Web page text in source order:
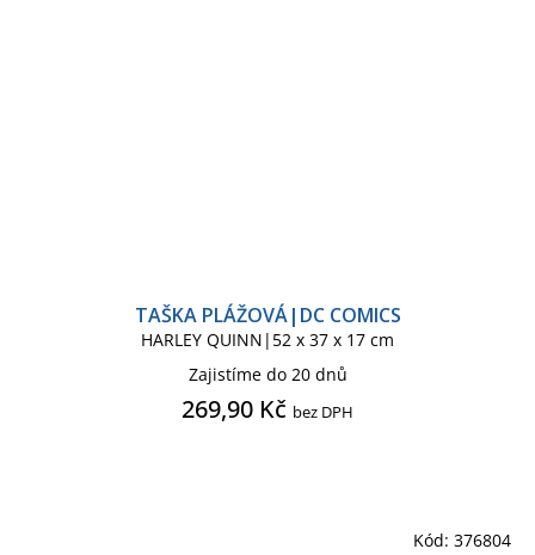
WEDNESDY
TAŠKA PLÁŽOVÁ|DC COMICS
HARLEY QUINN|52 x 37 x 17 cm
Zajistíme do 20 dnů
269,90 Kč bez DPH
Kód: 376804